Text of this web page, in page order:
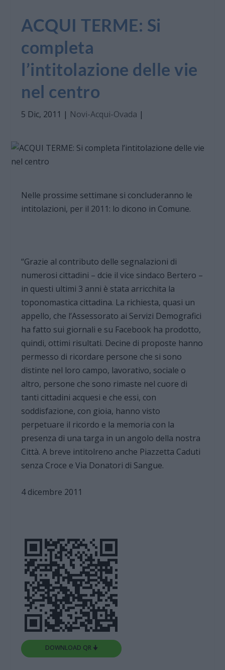
ACQUI TERME: Si
completa
l’intitolazione delle vie
nel centro
5 Dic, 2011 | Novi-Acqui-Ovada |
Nelle prossime settimane si concluderanno le
intitolazioni, per il 2011: lo dicono in Comune.
“Grazie al contributo delle segnalazioni di
numerosi cittadini – dcie il vice sindaco Bertero –
in questi ultimi 3 anni è stata arricchita la
toponomastica cittadina. La richiesta, quasi un
appello, che l’Assessorato ai Servizi Demografici
ha fatto sui giornali e su Facebook ha prodotto,
quindi, ottimi risultati. Decine di proposte hanno
permesso di ricordare persone che si sono
distinte nel loro campo, lavorativo, sociale o
altro, persone che sono rimaste nel cuore di
tanti cittadini acquesi e che essi, con
soddisfazione, con gioia, hanno visto
perpetuare il ricordo e la memoria con la
presenza di una targa in un angolo della nostra
Città. A breve intitolreno anche Piazzetta Caduti
senza Croce e Via Donatori di Sangue.
4 dicembre 2011
DOWNLOAD QR 🠋